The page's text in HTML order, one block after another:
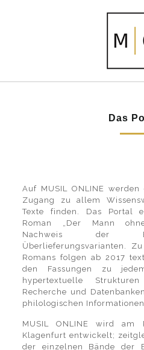
Das
Auf MUSIL ONLINE
Zugang zu allem
Texte finden. Das Portal
Roman „Der Mann
Nachweis der
Überlieferungsvarianten.
Romans folgen ab 2017
den Fassungen zu
hypertextuelle
Recherche und
philologischen
MUSIL ONLINE wird am
Klagenfurt entwickelt;
der einzelnen Bände der